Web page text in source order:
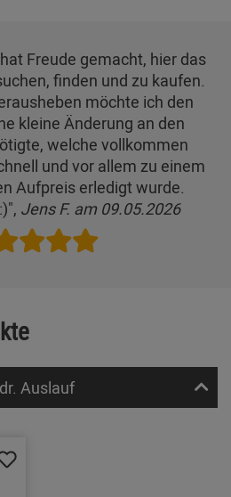
Freude gemacht, hier das
finden und zu kaufen.
möchte ich den
kleine Änderung an den
welche vollkommen
und vor allem zu einem
Aufpreis erledigt wurde.
Jens F. am 09.05.2026
Auslauf